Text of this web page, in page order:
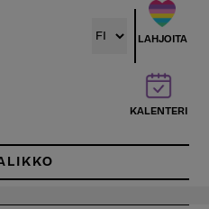
LAHJOITA
KALENTERI